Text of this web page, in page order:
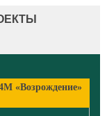
«Возрождение»